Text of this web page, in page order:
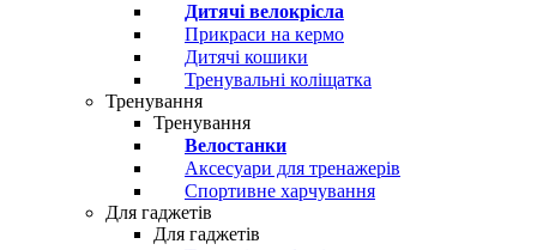
Дитячі велокрісла
Прикраси на кермо
Дитячі кошики
Тренувальні коліщатка
Тренування
Тренування
Велостанки
Аксесуари для тренажерів
Спортивне харчування
Для гаджетів
Для гаджетів